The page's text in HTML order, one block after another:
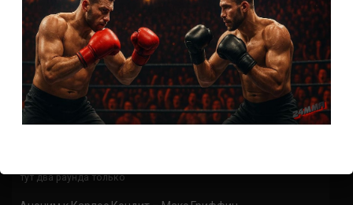
АнонимкКонор МакГрегор
Аллах пидор
skapa ett binance-konto кРинья Накамура – Фернандо
Гарсия
Thank you for your sharing. I am worried that I lack creative ideas. It
тут два раунда только